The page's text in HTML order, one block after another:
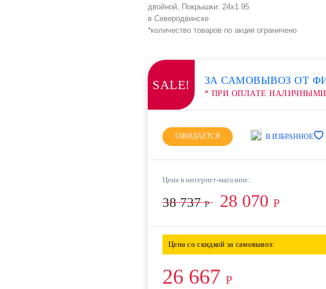
двойной, Покрышки: 24x1.95
в Северодвинске
*количество товаров по акции ограничено
SALE! ЗА САМОВЫВОЗ ОТ
* ПРИ ОПЛАТЕ НАЛИЧНЫМИ
ОЖИДАЕТСЯ В ИЗБРАННОЕ
Цена в интернет-магазине:
38 737Р 28 070 Р
Цена со скидкой за самовывоз:
26 667 Р